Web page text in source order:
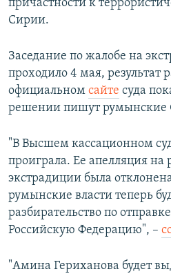
причастности к
Сирии.
Заседание по жалобе на
проходило 4 мая, результат
официальном сайте суда
решении пишут
"В Высшем кассационном
проиграла. Ее апелляция на
экстрадиции была
румынские власти теперь
разбирательство по
Российскую Федерацию", –
"Амина Гериханова будет